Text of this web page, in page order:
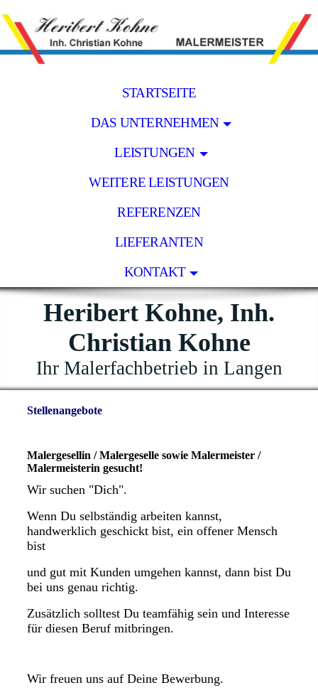
STARTSEITE
DAS UNTERNEHMEN
LEISTUNGEN
WEITERE LEISTUNGEN
REFERENZEN
LIEFERANTEN
KONTAKT
Heribert Kohne, Inh.
Christian Kohne
Ihr Malerfachbetrieb in Langen
Stellenangebote
Malergesellin / Malergeselle sowie Malermeister /
Malermeisterin gesucht!
Wir suchen "Dich".
Wenn Du selbständig arbeiten kannst,
handwerklich geschickt bist, ein offener Mensch
bist
und gut mit Kunden umgehen kannst, dann bist Du
bei uns genau richtig.
Zusätzlich solltest Du teamfähig sein und Interesse
für diesen Beruf mitbringen.
Wir freuen uns auf Deine Bewerbung.